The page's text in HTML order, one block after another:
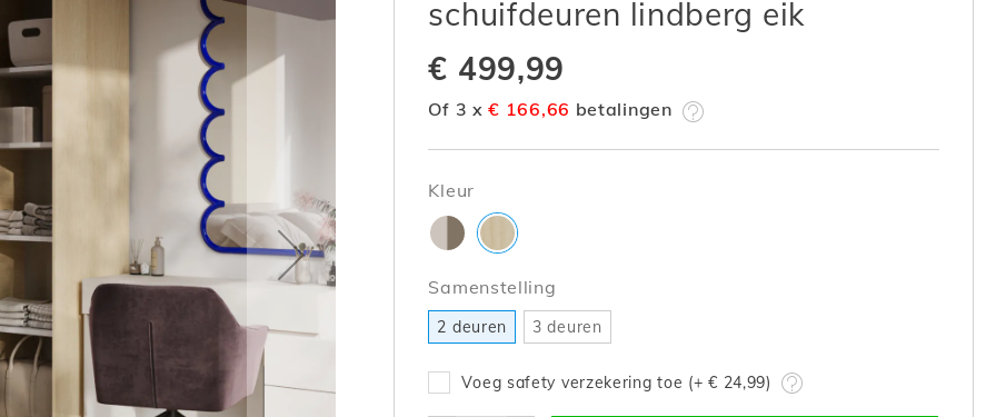
schuifdeuren lindberg eik
€ 499,99
Of 3 x€ 166,66 betalingen
Kleur
Samenstelling
2 deuren 3 deuren
Voeg safety verzekering toe (+€ 24,99)